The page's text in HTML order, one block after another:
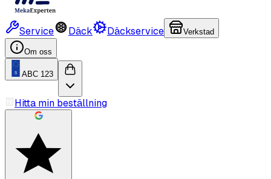
Service Däck Däckservice Verkstad
Om oss
ABC 123
Hitta min beställning